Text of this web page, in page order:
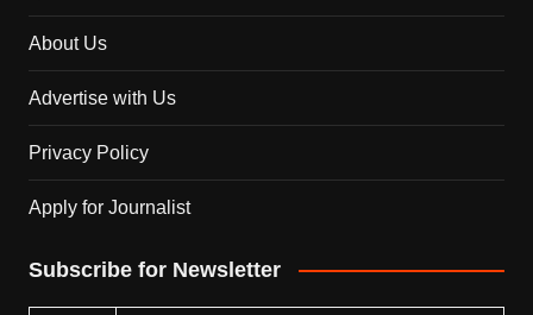
About Us
Advertise with Us
Privacy Policy
Apply for Journalist
Subscribe for Newsletter